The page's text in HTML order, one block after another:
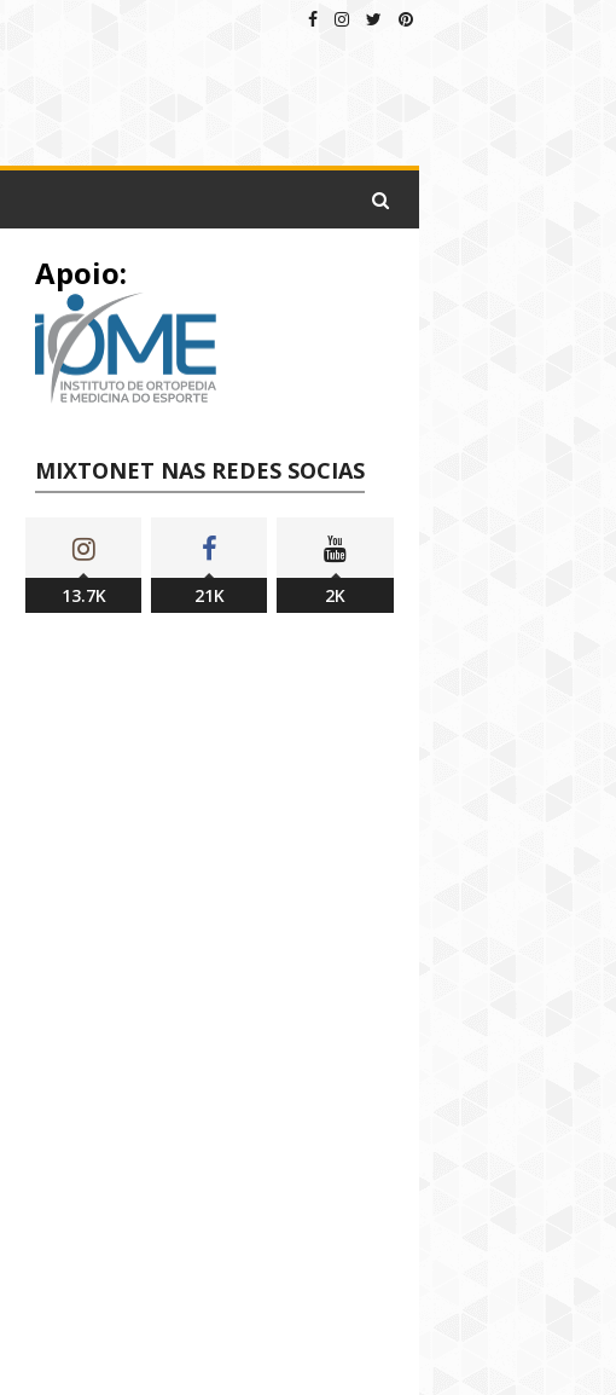
Apoio:
MIXTONET NAS REDES SOCIAS
13.7K 21K 2K